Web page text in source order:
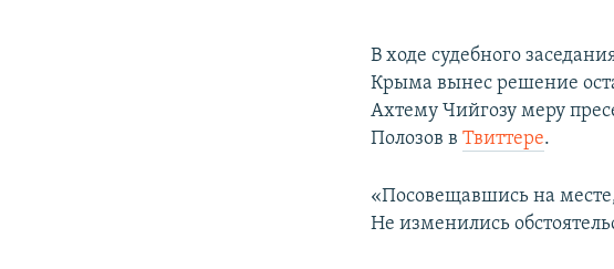
В ходе судебного
Крыма вынес решение
Ахтему Чийгозу меру
Полозов вТвиттере.
«Посовещавшись на
Не изменились